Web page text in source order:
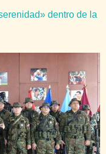
dentro de la